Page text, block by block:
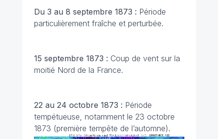
Du 3 au 8 septembre 1873 : Période
particulièrement fraîche et perturbée.
15 septembre 1873 : Coup de vent sur la
moitié Nord de la France.
22 au 24 octobre 1873 : Période
tempétueuse, notamment le 23 octobre
1873 (première tempête de l’automne).